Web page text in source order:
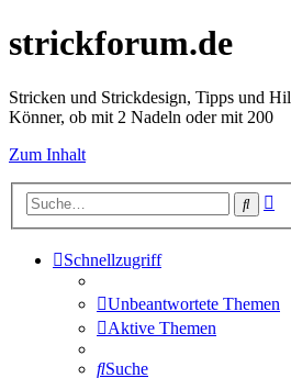
strickforum.de
Stricken und Strickdesign, Tipps und
Könner, ob mit 2 Nadeln oder mit 200
Zum Inhalt
Suche
Schnellzugriff
Unbeantwortete Themen
Aktive Themen
Suche